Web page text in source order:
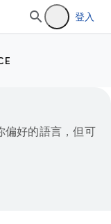
登入
偏好的語言，但可